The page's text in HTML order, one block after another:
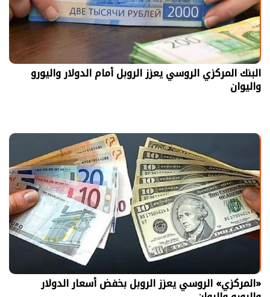
البنك المركزي الروسي يعزز الروبل أمام الدولار واليورو
واليوان
«المركزي» الروسي يعزز الروبل بخفض أسعار الدولار